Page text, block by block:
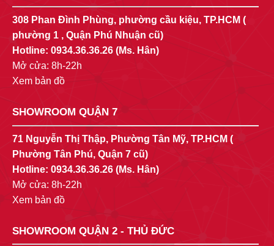
308 Phan Đình Phùng, phường cầu kiệu, TP.HCM (
phường 1 , Quận Phú Nhuận cũ)
Hotline: 0934.36.36.26 (Ms. Hân)
Mở cửa: 8h-22h
Xem bản đồ
SHOWROOM QUẬN 7
71 Nguyễn Thị Thập, Phường Tân Mỹ, TP.HCM (
Phường Tân Phú, Quận 7 cũ)
Hotline: 0934.36.36.26 (Ms. Hân)
Mở cửa: 8h-22h
Xem bản đồ
SHOWROOM QUẬN 2 - THỦ ĐỨC